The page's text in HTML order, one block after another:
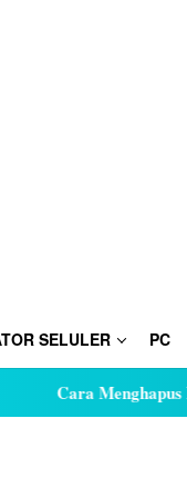
SELULER PC
Cara Menghapus